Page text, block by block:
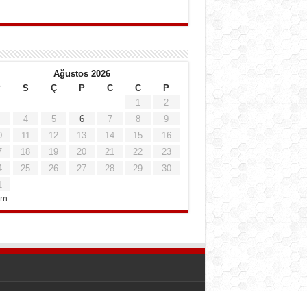
Ağustos 2026
S Ç P C C
P
1
2
4 5 6 7 8
9
11 12 13 14 15
16
18 19 20 21 22
23
25 26 27 28 29
30